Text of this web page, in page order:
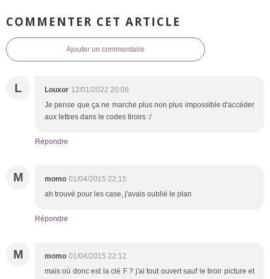
COMMENTER CET ARTICLE
Ajouter un commentaire
L Louxor 12/01/2022 20:08
Je pense que ça ne marche plus non plus impossible d'accéder
aux lettres dans le codes tiroirs :/
Répondre
M momo 01/04/2015 22:15
ah trouvé pour les case, j'avais oublié le plan
Répondre
M momo 01/04/2015 22:12
mais où donc est la clé F ? j'ai tout ouvert sauf le tiroir picture et